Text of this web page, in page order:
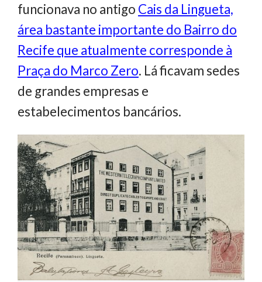
funcionava no antigo Cais da Lingueta,
área bastante importante do Bairro do
Recife que atualmente corresponde à
Praça do Marco Zero. Lá ficavam sedes
de grandes empresas e
estabelecimentos bancários.